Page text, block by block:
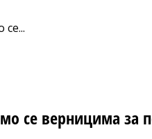
се верницима за